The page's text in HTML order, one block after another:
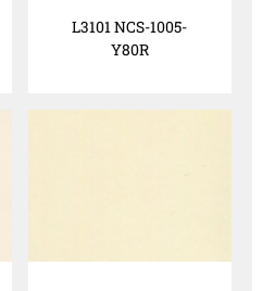
L3101 NCS-1005-
Y80R